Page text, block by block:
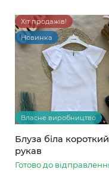
Хіт продажів!
Новинка
Власне виробництво
Блуза біла короткий
рукав
Готово до